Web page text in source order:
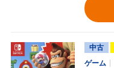
中古
ゲーム